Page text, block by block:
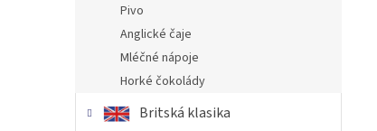
Pivo
Anglické čaje
Mléčné nápoje
Horké čokolády
Britská klasika